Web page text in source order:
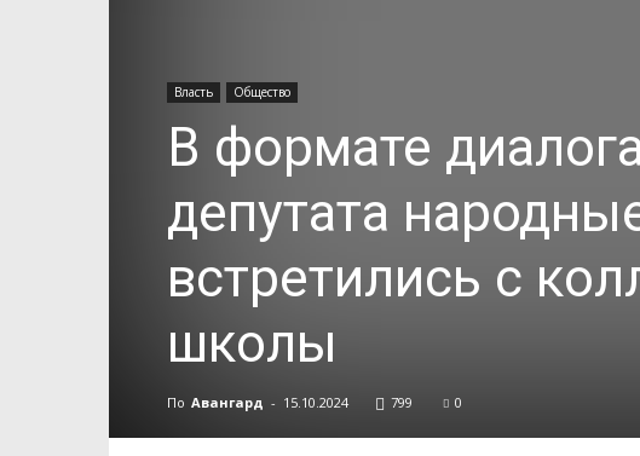
Власть Общество
В формате
депутата
встретились с
школы
По Авангард - 15.10.2024 799 0